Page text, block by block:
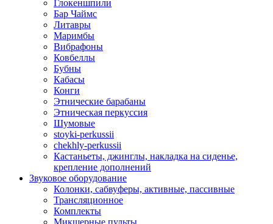
Глокеншпили
Бар Чаймс
Литавры
Маримбы
Вибрафоны
Ковбеллы
Бубны
Кабасы
Конги
Этнические барабаны
Этническая перкуссия
Шумовые
stoyki-perkussii
chekhly-perkussii
Кастаньеты, джинглы, накладка на сиденье,
крепление дополнений
Звуковое оборудование
Колонки, сабвуферы, активные, пассивные
Трансляционное
Комплекты
Микшерные пульты